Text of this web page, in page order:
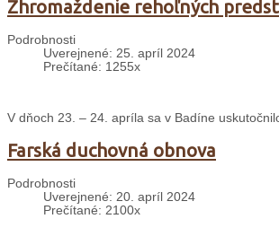
Zhromaždenie rehoľných
Podrobnosti
Uverejnené: 25. apríl 2024
Prečítané: 1255x
V dňoch 23. – 24. apríla sa v Badíne
Farská duchovná obnova
Podrobnosti
Uverejnené: 20. apríl 2024
Prečítané: 2100x